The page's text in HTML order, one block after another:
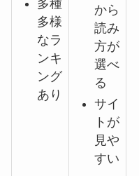
多種
多様
なラ
ンキ
ング
あり
から
読み
方が
選べ
る
サイ
トが
見や
すい